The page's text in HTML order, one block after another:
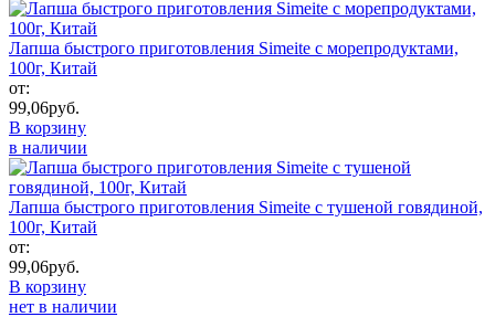
Лапша быстрого приготовления Simeite с морепродуктами,
100г, Китай
от:
99,06руб.
В корзину
в наличии
Лапша быстрого приготовления Simeite с тушеной говядиной,
100г, Китай
от:
99,06руб.
В корзину
нет в наличии